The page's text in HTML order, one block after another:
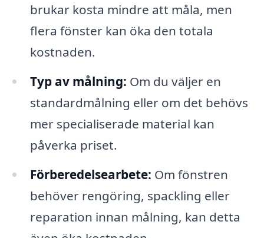
brukar kosta mindre att måla, men
flera fönster kan öka den totala
kostnaden.
Typ av målning: Om du väljer en
standardmålning eller om det behövs
mer specialiserade material kan
påverka priset.
Förberedelsearbete: Om fönstren
behöver rengöring, spackling eller
reparation innan målning, kan detta